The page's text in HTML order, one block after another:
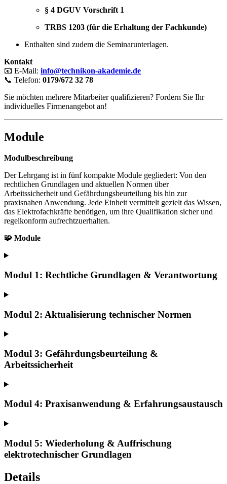
§ 4 DGUV Vorschrift 1
TRBS 1203 (für die Erhaltung der Fachkunde)
Enthalten sind zudem die Seminarunterlagen.
Kontakt
📧 E-Mail: info@technikon-akademie.de
📞 Telefon: 0179/672 32 78
Sie möchten mehrere Mitarbeiter qualifizieren? Fordern Sie Ihr
individuelles Firmenangebot an!
Module
Modulbeschreibung
Der Lehrgang ist in fünf kompakte Module gegliedert: Von den
rechtlichen Grundlagen und aktuellen Normen über
Arbeitssicherheit und Gefährdungsbeurteilung bis hin zur
praxisnahen Anwendung. Jede Einheit vermittelt gezielt das Wissen,
das Elektrofachkräfte benötigen, um ihre Qualifikation sicher und
regelkonform aufrechtzuerhalten.
🧩 Module
Modul 1: Rechtliche Grundlagen & Verantwortung
Modul 2: Aktualisierung technischer Normen
Modul 3: Gefährdungsbeurteilung &
Arbeitssicherheit
Modul 4: Praxisanwendung & Erfahrungsaustausch
Modul 5: Wiederholung & Auffrischung
elektrotechnischer Grundlagen
Details